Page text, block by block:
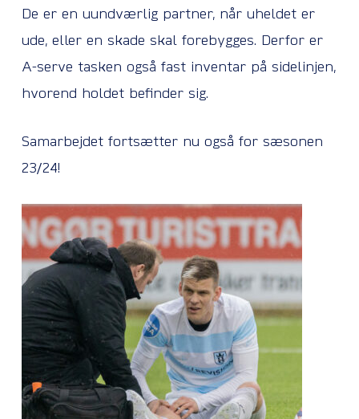
De er en uundværlig partner, når uheldet er
ude, eller en skade skal forebygges. Derfor er
A-serve tasken også fast inventar på sidelinjen,
hvorend holdet befinder sig.
Samarbejdet fortsætter nu også for sæsonen
23/24!